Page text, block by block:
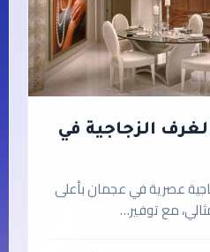
الزجاجية في
عصرية في عجمان بأعلى
مع توفير…